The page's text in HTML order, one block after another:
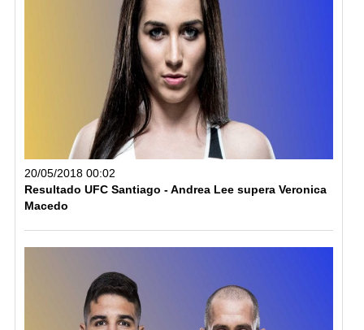
20/05/2018 00:02
Resultado UFC Santiago - Andrea Lee supera Veronica
Macedo